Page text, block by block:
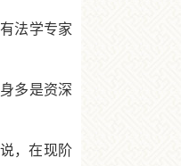
法学专家
多是资深
，在现阶